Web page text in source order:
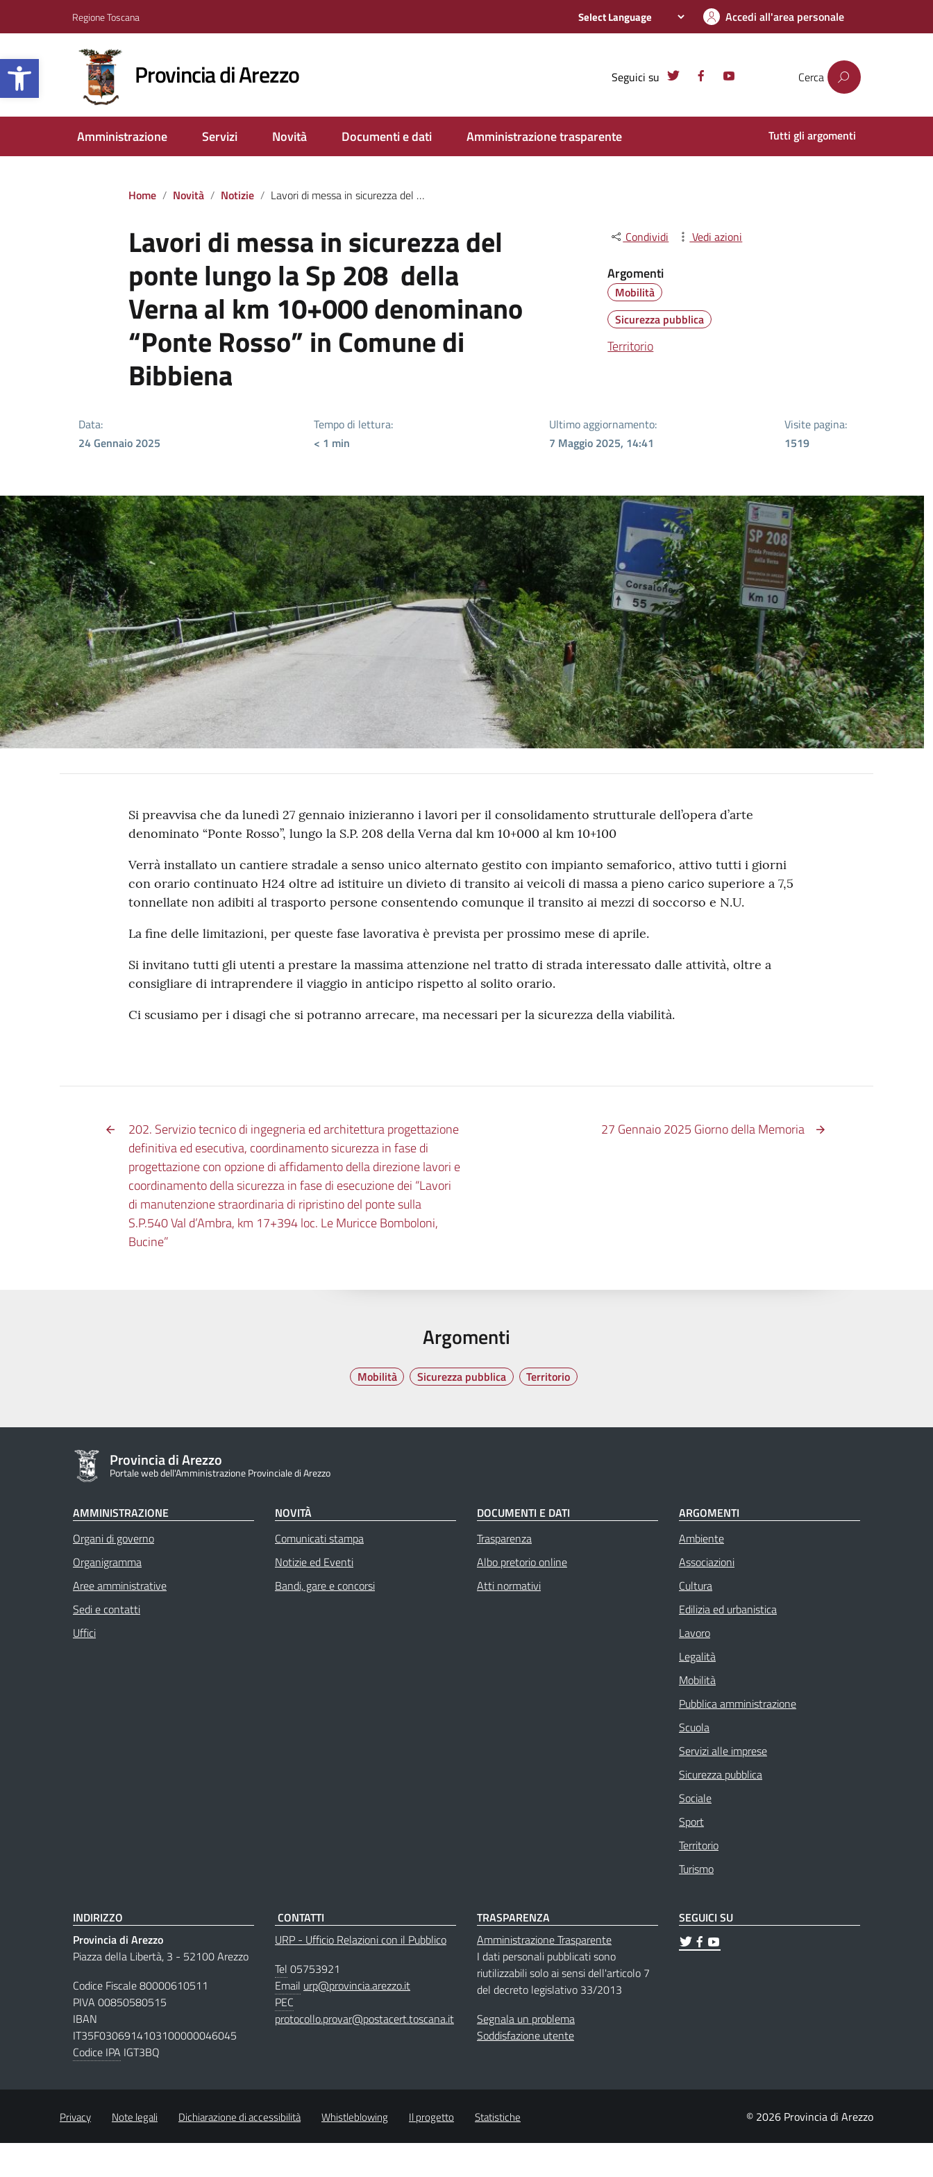
Apri la barra degli strumenti
Regione Toscana Accedi all'area personale
Provincia di Arezzo Seguici su Cerca
Amministrazione Servizi Novità Documenti e dati Amministrazione trasparente Tutti gli argomenti
Home Novità Notizie Lavori di messa in sicurezza del ponte lungo la Sp 208 della Verna al km 10+000 denominano “Ponte Rosso” in Comune di Bibbiena
Lavori di messa in sicurezza del
ponte lungo la Sp 208 della
Verna al km 10+000 denominano
“Ponte Rosso” in Comune di
Bibbiena
Condividi Vedi azioni
Argomenti
Mobilità
Sicurezza pubblica
Territorio
Data:
24 Gennaio 2025
Tempo di lettura:
< 1 min
Ultimo aggiornamento:
7 Maggio 2025, 14:41
Visite pagina:
1519
Si preavvisa che da lunedì 27 gennaio inizieranno i lavori per il consolidamento strutturale dell’opera d’arte
denominato “Ponte Rosso”, lungo la S.P. 208 della Verna dal km 10+000 al km 10+100
Verrà installato un cantiere stradale a senso unico alternato gestito con impianto semaforico, attivo tutti i giorni
con orario continuato H24 oltre ad istituire un divieto di transito ai veicoli di massa a pieno carico superiore a 7,5
tonnellate non adibiti al trasporto persone consentendo comunque il transito ai mezzi di soccorso e N.U.
La fine delle limitazioni, per queste fase lavorativa è prevista per prossimo mese di aprile.
Si invitano tutti gli utenti a prestare la massima attenzione nel tratto di strada interessato dalle attività, oltre a
consigliare di intraprendere il viaggio in anticipo rispetto al solito orario.
Ci scusiamo per i disagi che si potranno arrecare, ma necessari per la sicurezza della viabilità.
202. Servizio tecnico di ingegneria ed architettura progettazione
definitiva ed esecutiva, coordinamento sicurezza in fase di
progettazione con opzione di affidamento della direzione lavori e
coordinamento della sicurezza in fase di esecuzione dei “Lavori
di manutenzione straordinaria di ripristino del ponte sulla
S.P.540 Val d’Ambra, km 17+394 loc. Le Muricce Bomboloni,
Bucine”
27 Gennaio 2025 Giorno della Memoria
Argomenti
Mobilità Sicurezza pubblica Territorio
Provincia di Arezzo
Portale web dell'Amministrazione Provinciale di Arezzo
AMMINISTRAZIONE
Organi di governo
Organigramma
Aree amministrative
Sedi e contatti
Uffici
NOVITÀ
Comunicati stampa
Notizie ed Eventi
Bandi, gare e concorsi
DOCUMENTI E DATI
Trasparenza
Albo pretorio online
Atti normativi
ARGOMENTI
Ambiente
Associazioni
Cultura
Edilizia ed urbanistica
Lavoro
Legalità
Mobilità
Pubblica amministrazione
Scuola
Servizi alle imprese
Sicurezza pubblica
Sociale
Sport
Territorio
Turismo
INDIRIZZO
Provincia di Arezzo
Piazza della Libertà, 3 - 52100 Arezzo
Codice Fiscale 80000610511
PIVA 00850580515
IBAN
IT35F0306914103100000046045
Codice IPA IGT3BQ
CONTATTI
URP - Ufficio Relazioni con il Pubblico
Tel 05753921
Email urp@provincia.arezzo.it
PEC
protocollo.provar@postacert.toscana.it
TRASPARENZA
Amministrazione Trasparente
I dati personali pubblicati sono
riutilizzabili solo ai sensi dell'articolo 7
del decreto legislativo 33/2013
Segnala un problema
Soddisfazione utente
SEGUICI SU
Privacy Note legali Dichiarazione di accessibilità Whistleblowing Il progetto Statistiche © 2026 Provincia di Arezzo